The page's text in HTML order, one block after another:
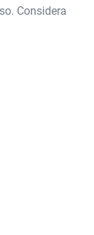
Considera